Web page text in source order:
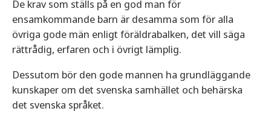
De krav som ställs på en god man för
ensamkommande barn är desamma som för alla
övriga gode män enligt föräldrabalken, det vill säga
rättrådig, erfaren och i övrigt lämplig.
Dessutom bör den gode mannen ha grundläggande
kunskaper om det svenska samhället och behärska
det svenska språket.